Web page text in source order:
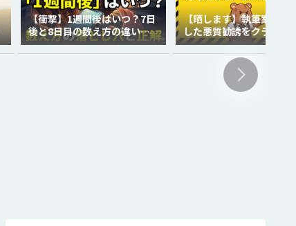
【衝撃】1週間後はいつ？7日
後と8日目の数え方の違いを
徹底解説！
【晒します】執筆案件で
した悪質勧誘をクラウド
クスに通報しました。